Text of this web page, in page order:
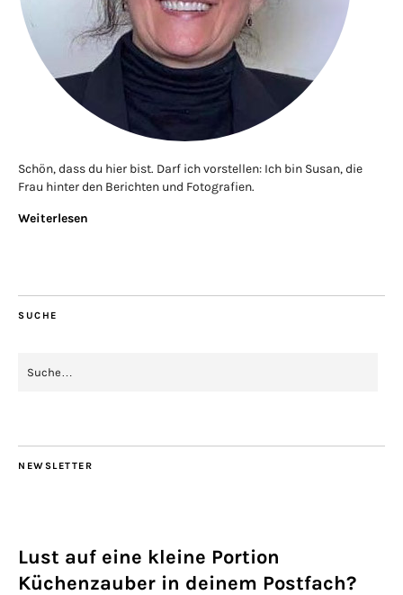
Schön, dass du hier bist. Darf ich vorstellen: Ich bin Susan, die
Frau hinter den Berichten und Fotografien.
Weiterlesen
SUCHE
NEWSLETTER
Lust auf eine kleine Portion
Küchenzauber in deinem Postfach?